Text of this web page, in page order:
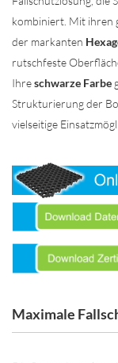
kombiniert. Mit ihren
der markanten
rutschfeste
Ihreschwarze Farbe
Strukturierung der
vielseitige
Maximale